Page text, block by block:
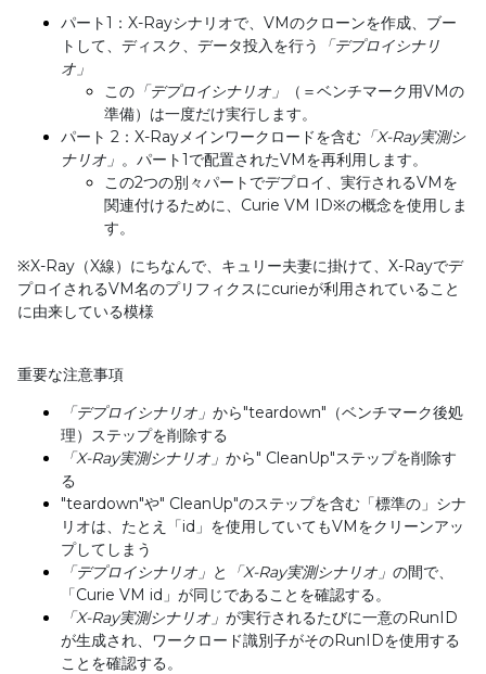
パート1：X-Rayシナリオで、VMのクローンを作成、ブー
トして、ディスク、データ投入を行う
「デプロイシナリ
オ」
この 「デプロイシナリオ」
（＝ベンチマーク用VMの
準備）は一度だけ実行します。
パート 2：X-Rayメインワークロードを含む 「X-Ray実測シ
ナリオ」 。パート1で配置されたVMを再利用します。
この2つの別々パートでデプロイ、実行されるVMを
関連付けるために、Curie VM ID※の概念を使用しま
す。
※X-Ray （X線）にちなんで、キュリー夫妻に掛けて、 X-Rayでデ
プロイされるVM名のプリフィクスにcurieが利用されていること
に由来している模様
重要な注意事項
「デプロイシナリオ」 から"teardown"（ベンチマーク後処
理）ステップを削除する
「X-Ray実測シナリオ」 から" CleanUp"ステップを削除す
る
"teardown"や" CleanUp"のステップを含む「標準の」シナ
リオは、たとえ「id」を使用していてもVMをクリーンアッ
プしてしまう
「デプロイシナリオ」 と 「X-Ray実測シナリオ」 の間で、
「Curie VM id」が同じであることを確認する。
「X-Ray実測シナリオ」 が実行されるたびに一意のRunID
が生成され、ワークロード識別子がそのRunIDを使用する
ことを確認する。